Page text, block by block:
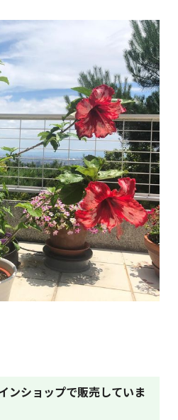
ンショップで販売していま